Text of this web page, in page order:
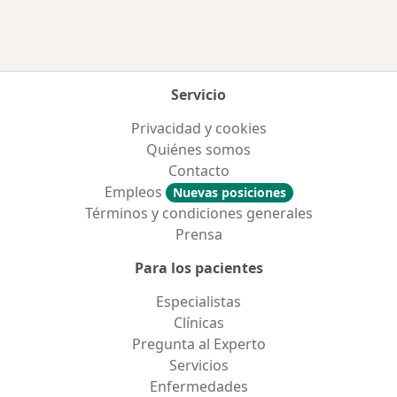
Servicio
Privacidad y cookies
Quiénes somos
Contacto
Empleos
Nuevas posiciones
Términos y condiciones generales
Prensa
Para los pacientes
Especialistas
Clínicas
Pregunta al Experto
Servicios
Enfermedades